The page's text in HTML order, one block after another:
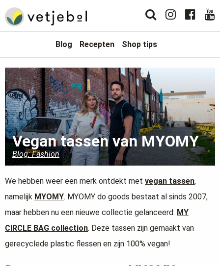
Blog Recepten Shop tips
Vegan tassen van MYOMY
Blog: Fashion
We hebben weer een merk ontdekt met vegan tassen,
namelijk MYOMY. MYOMY do goods bestaat al sinds 2007,
maar hebben nu een nieuwe collectie gelanceerd: MY
CIRCLE BAG collection. Deze tassen zijn gemaakt van
gerecyclede plastic flessen en zijn 100% vegan!